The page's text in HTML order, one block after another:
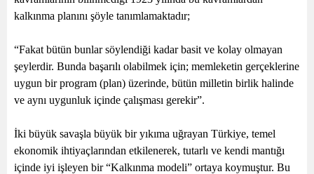
kalkınma planını şöyle tanımlamaktadır;
“Fakat bütün bunlar söylendiği kadar basit ve kolay olmayan
şeylerdir. Bunda başarılı olabilmek için; memleketin gerçeklerine
uygun bir program (plan) üzerinde, bütün milletin birlik halinde
ve aynı uygunluk içinde çalışması gerekir”.
İki büyük savaşla büyük bir yıkıma uğrayan Türkiye, temel
ekonomik ihtiyaçlarından etkilenerek, tutarlı ve kendi mantığı
içinde iyi işleyen bir “Kalkınma modeli” ortaya koymuştur. Bu